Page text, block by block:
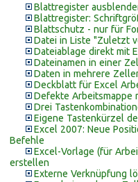
Blattregister
Blattregister:
Blattschutz - nur für
Datei in Liste "Zuletzt
Dateiablage direkt mit
Dateinamen in einer
Daten in mehrere
Deckblatt für Excel
Defekte Arbeitsmappe
Drei
Eigene Tastenkürzel
Excel 2007: Neue
Befehle
Excel-Vorlage (für
erstellen
Externe Verknüpfung